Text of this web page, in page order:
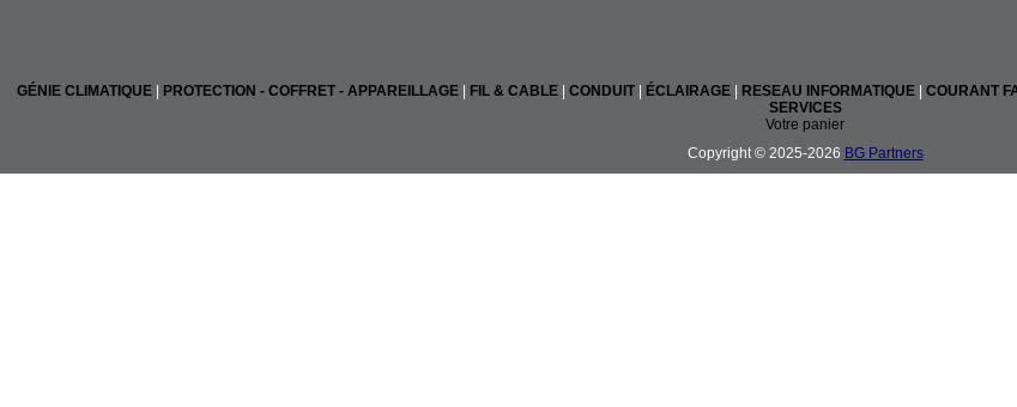
GÉNIE CLIMATIQUE PROTECTION - COFFRET - APPAREILLAGE FIL & CABLE CONDUIT ÉCLAIRAGE RESEAU INFORMATIQUE COURANT
SERVICES
Votre panier
Copyright © 2025-2026 BG Partners